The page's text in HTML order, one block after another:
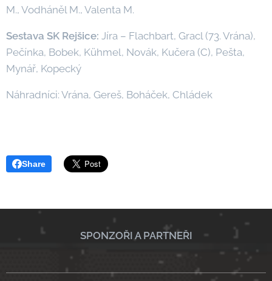
M., Vodháněl M., Valenta M.
Sestava SK Rejšice: Jíra – Flachbart, Gracl (73. Vrána),
Pečínka, Bobek, Kühmel, Novák, Kučera (C), Pešta,
Mynář, Kopecký
Náhradníci: Vrána, Gereš, Boháček, Chládek
Share
SPONZOŘI A PARTNEŘI